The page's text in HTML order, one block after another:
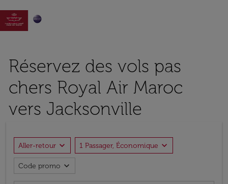

Réservez des vols pas
chers Royal Air Maroc
vers Jacksonville
Aller-retour expand_more 1 Passager, Économique expand_more
Code promo expand_more